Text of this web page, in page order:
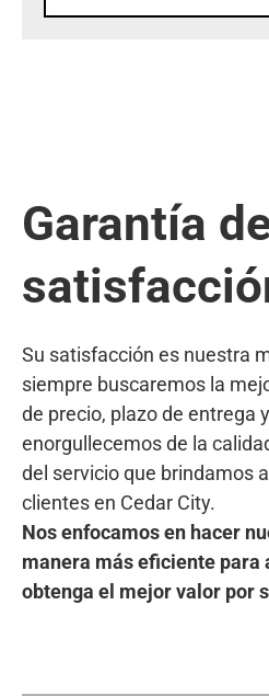
Garantía
Su satisfacción es nuestra
siempre buscaremos la
de precio, plazo de entrega
enorgullecemos de la
del servicio que brindamos
clientes en Cedar City.
Nos enfocamos en hacer
manera más eficiente para
obtenga el mejor valor por